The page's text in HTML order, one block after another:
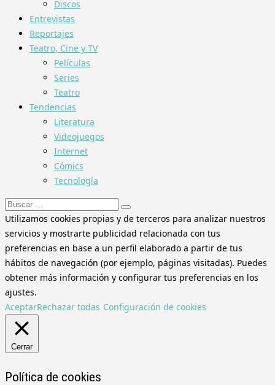
Discos
Entrevistas
Reportajes
Teatro, Cine y TV
Películas
Series
Teatro
Tendencias
Literatura
Videojuegos
Internet
Cómics
Tecnología
Buscar:
Utilizamos cookies propias y de terceros para analizar nuestros
servicios y mostrarte publicidad relacionada con tus
preferencias en base a un perfil elaborado a partir de tus
hábitos de navegación (por ejemplo, páginas visitadas). Puedes
obtener más información y configurar tus preferencias en los
ajustes.
AceptarRechazar todas Configuración de cookies
Cerrar
Política de cookies